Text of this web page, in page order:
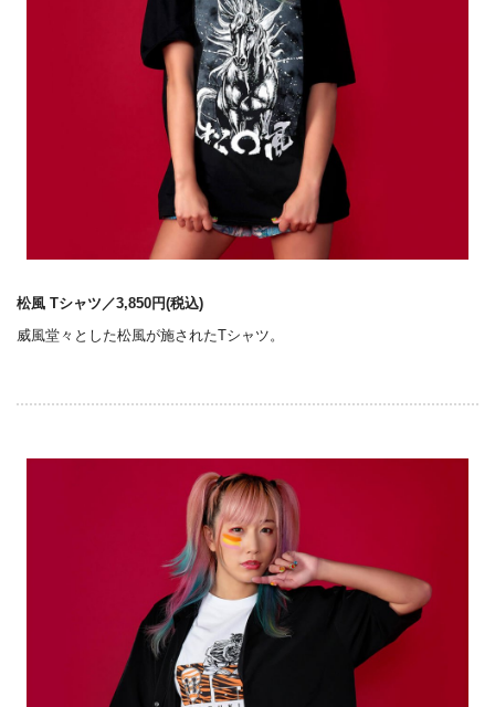
松風 Tシャツ／3,850円(税込)
威風堂々とした松風が施されたTシャツ。